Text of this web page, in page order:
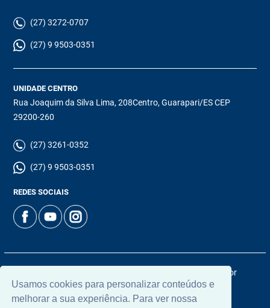
Usamos cookies para personalizar conteúdos e
melhorar a sua experiência. Para ver nossa
(27) 3272-0707
(27) 9 9503-0351
UNIDADE CENTRO
Rua Joaquim da Silva Lima, 208Centro, Guarapari/ES CEP
29200-260
(27) 3261-0352
(27) 9 9503-0351
REDES SOCIAIS
© 2026 | Chamoun Imóveis | CRECI: 5965J | Desenvolvido por
Universal Software.